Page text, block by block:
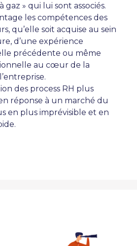
gaz » qui lui sont associés.
les compétences des
qu’elle soit acquise au sein
d’une expérience
précédente ou même
au cœur de la
des process RH plus
réponse à un marché du
en plus imprévisible et en